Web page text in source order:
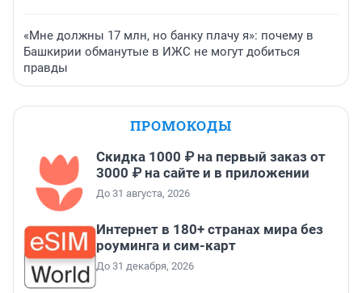
«Мне должны 17 млн, но банку плачу я»: почему в
Башкирии обманутые в ИЖС не могут добиться
правды
ПРОМОКОДЫ
Скидка 1000 ₽ на первый заказ от
3000 ₽ на сайте и в приложении
До 31 августа, 2026
Интернет в 180+ странах мира без
роуминга и сим-карт
До 31 декабря, 2026